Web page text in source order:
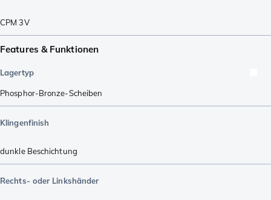
CPM 3V
Features & Funktionen
Lagertyp
Phosphor-Bronze-Scheiben
Klingenfinish
dunkle Beschichtung
Rechts- oder Linkshänder